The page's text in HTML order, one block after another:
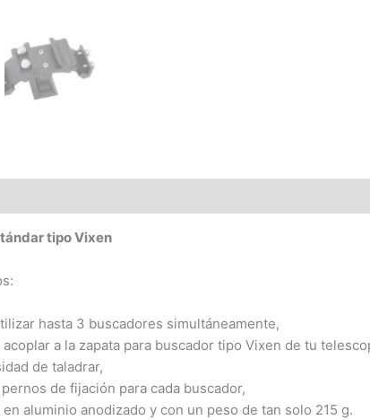
tipo Vixen
hasta 3 buscadores simultáneamente,
a la zapata para buscador tipo Vixen de tu
de taladrar,
de fijación para cada buscador,
aluminio anodizado y con un peso de tan solo 215 g.